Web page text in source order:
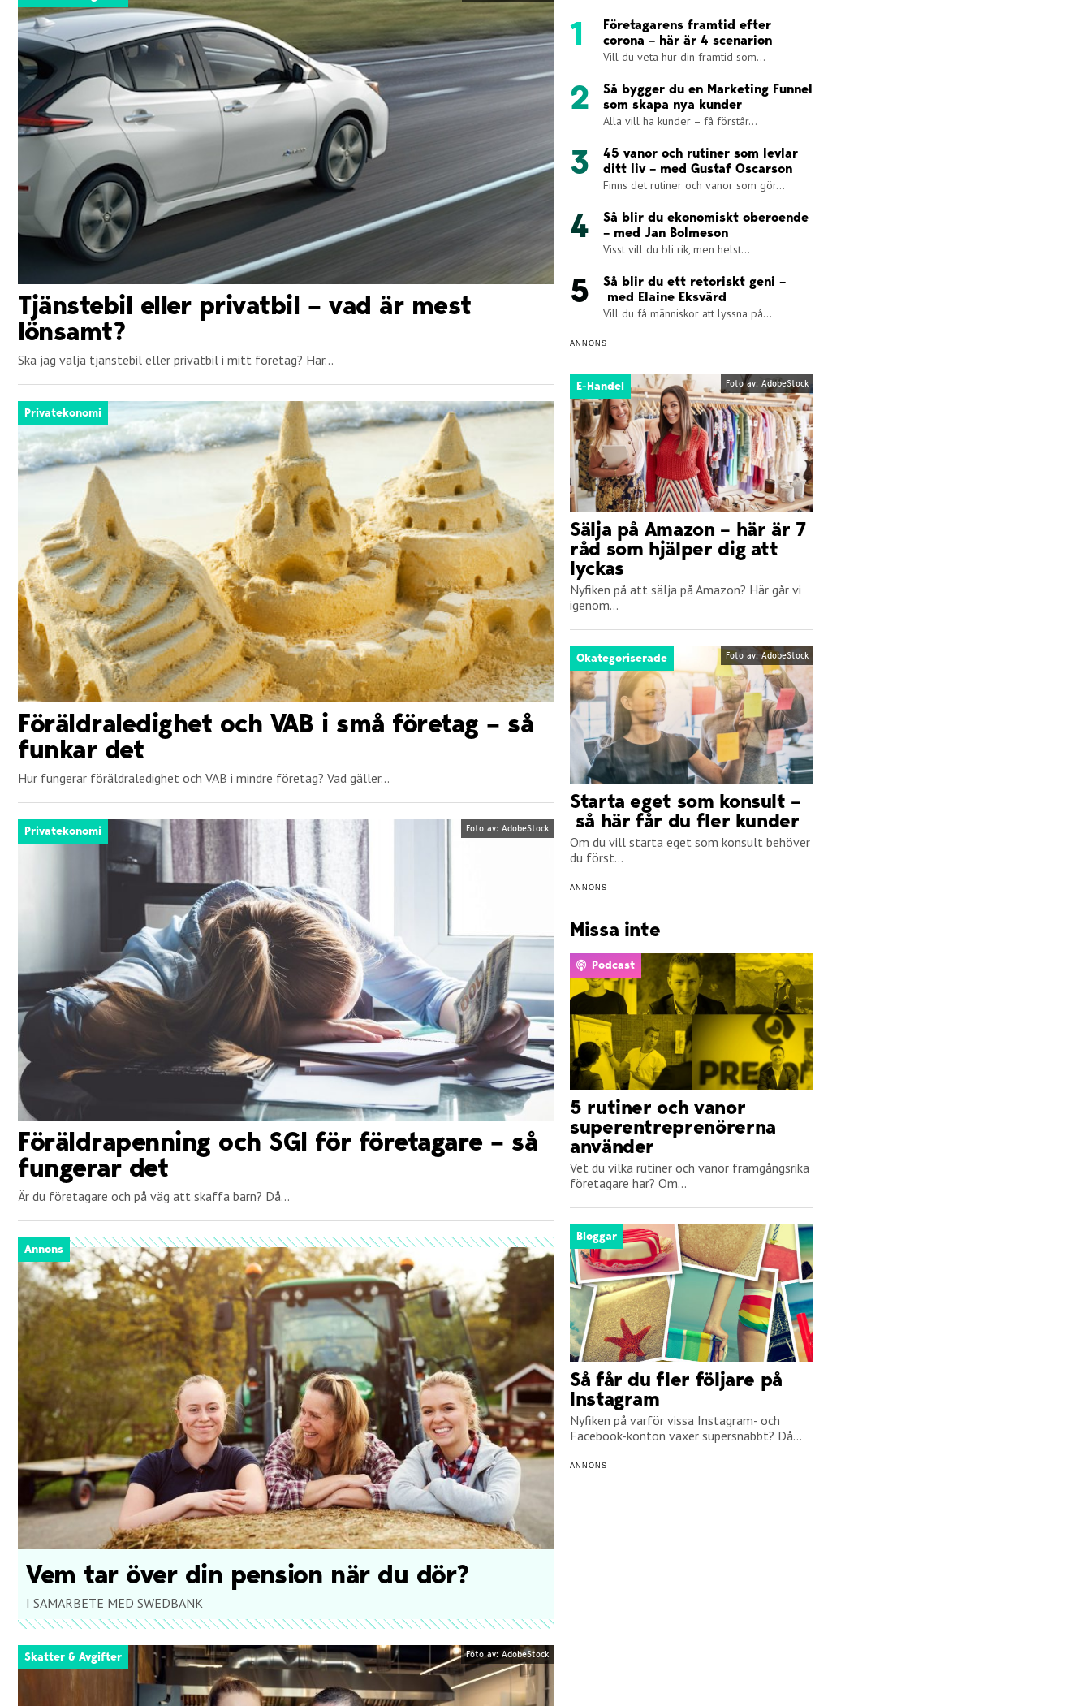
Tjänstebil eller privatbil – vad är mest
lönsamt?
Ska jag välja tjänstebil eller privatbil i mitt företag? Här...
Privatekonomi
Föräldraledighet och VAB i små företag – så
funkar det
Hur fungerar föräldraledighet och VAB i mindre företag? Vad gäller...
Privatekonomi Foto av: AdobeStock
Föräldrapenning och SGI för företagare – så
fungerar det
Är du företagare och på väg att skaffa barn? Då...
Annons
Vem tar över din pension när du dör?
I SAMARBETE MED SWEDBANK
Skatter & Avgifter Foto av: AdobeStock
Företagarens framtid efter
corona – här är 4 scenarion
Vill du veta hur din framtid som...
Så bygger du en Marketing Funnel
som skapa nya kunder
Alla vill ha kunder – få förstår...
45 vanor och rutiner som levlar
ditt liv – med Gustaf Oscarson
Finns det rutiner och vanor som gör...
Så blir du ekonomiskt oberoende
– med Jan Bolmeson
Visst vill du bli rik, men helst...
Så blir du ett retoriskt geni –
med Elaine Eksvärd
Vill du få människor att lyssna på...
ANNONS
E-Handel Foto av: AdobeStock
Sälja på Amazon – här är 7
råd som hjälper dig att
lyckas
Nyfiken på att sälja på Amazon? Här går vi
igenom...
Okategoriserade Foto av: AdobeStock
Starta eget som konsult –
så här får du fler kunder
Om du vill starta eget som konsult behöver
du först...
ANNONS
Missa inte
Podcast
5 rutiner och vanor
superentreprenörerna
använder
Vet du vilka rutiner och vanor framgångsrika
företagare har? Om...
Bloggar
Så får du fler följare på
Instagram
Nyfiken på varför vissa Instagram- och
Facebook-konton växer supersnabbt? Då...
ANNONS